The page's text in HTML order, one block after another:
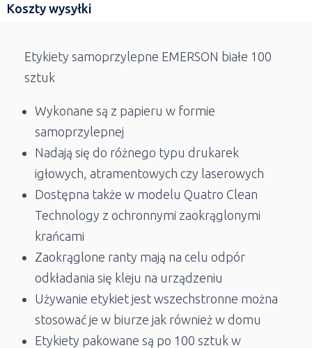
Koszty wysyłki
Etykiety samoprzylepne EMERSON białe 100
sztuk
Wykonane są z papieru w formie
samoprzylepnej
Nadają się do różnego typu drukarek
igłowych, atramentowych czy laserowych
Dostępna także w modelu Quatro Clean
Technology z ochronnymi zaokrąglonymi
krańcami
Zaokrąglone ranty mają na celu odpór
odkładania się kleju na urządzeniu
Używanie etykiet jest wszechstronne można
stosować je w biurze jak również w domu
Etykiety pakowane są po 100 sztuk w